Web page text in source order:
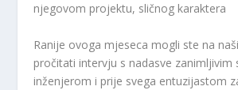
njegovom projektu, sličnog karaktera
Ranije ovoga mjeseca mogli ste na
pročitati intervju s nadasve zanimljivim
inženjerom i prije svega entuzijastom